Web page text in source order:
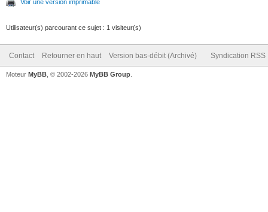
Voir une version imprimable
Utilisateur(s) parcourant ce sujet : 1 visiteur(s)
Contact Retourner en haut Version bas-débit (Archivé) Syndication RSS
Moteur MyBB , © 2002-2026 MyBB Group